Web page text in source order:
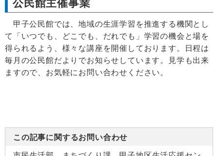
甲子公民館では、地域の生涯学習を推進する機関とし
て「いつでも、どこでも、だれでも」学習の機会と場を
得られるよう、様々な講座を開催しております。日程は
毎月の公民館だよりでお知らせしています。見学も出来
ますので、お気軽にお問い合わせください。
この記事に関するお問い合わせ